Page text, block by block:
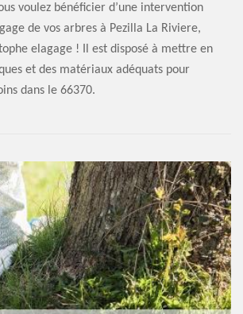
voulez bénéficier d’une intervention
de vos arbres à Pezilla La Riviere,
elagage ! Il est disposé à mettre en
et des matériaux adéquats pour
dans le 66370.